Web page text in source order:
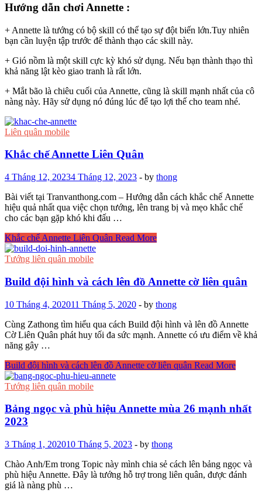
Hướng dẫn chơi Annette :
+ Annette là tướng có bộ skill có thể tạo sự đột biến lớn.Tuy nhiên
bạn cần luyện tập trước để thành thạo các skill này.
+ Gió nồm là một skill cực kỳ khó sử dụng. Nếu bạn thành thạo thì
khả năng lật kèo giao tranh là rất lớn.
+ Mắt bão là chiêu cuối của Annette, cũng là skill mạnh nhất của cô
nàng này. Hãy sử dụng nó đúng lúc để tạo lợi thế cho team nhé.
Liên quân mobile
Khắc chế Annette Liên Quân
4 Tháng 12, 20234 Tháng 12, 2023 - by thong
Bài viết tại Tranvanthong.com – Hướng dẫn cách khắc chế Annette
hiệu quả nhất qua việc chọn tướng, lên trang bị và mẹo khắc chế
cho các bạn gặp khó khi đấu …
Khắc chế Annette Liên Quân Read More
Tướng liên quân mobile
Build đội hình và cách lên đồ Annette cờ liên quân
10 Tháng 4, 202011 Tháng 5, 2020 - by thong
Cùng Zathong tìm hiểu qua cách Build đội hình và lên đồ Annette
Cờ Liên Quân phát huy tối đa sức mạnh. Annette có ưu điểm về khả
năng gây …
Build đội hình và cách lên đồ Annette cờ liên quân Read More
Tướng liên quân mobile
Bảng ngọc và phù hiệu Annette mùa 26 mạnh nhất
2023
3 Tháng 1, 202010 Tháng 5, 2023 - by thong
Chào Anh/Em trong Topic này mình chia sẻ cách lên bảng ngọc và
phù hiệu Annette. Đây là tướng hỗ trợ trong liên quân, được đánh
giá là nàng phù …